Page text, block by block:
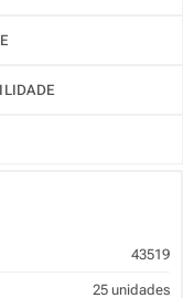
43519
25 unidades